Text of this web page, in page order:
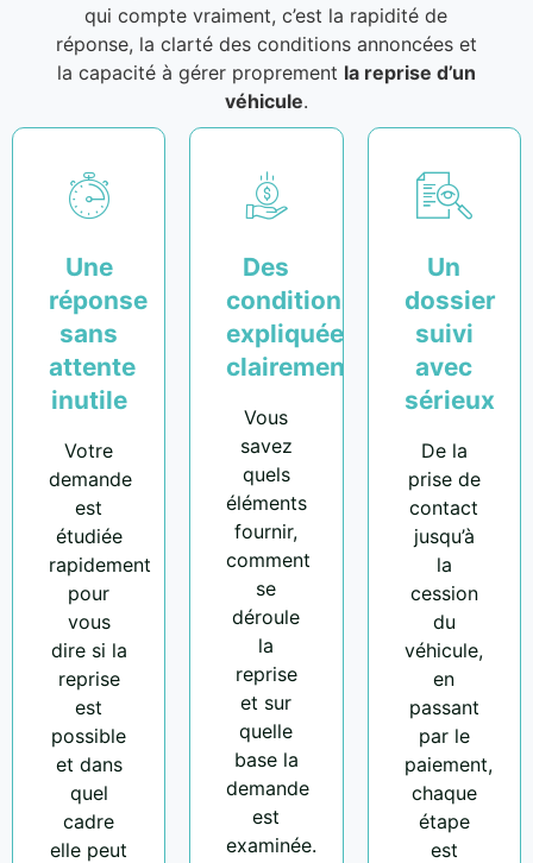
qui compte vraiment, c’est la rapidité de
réponse, la clarté des conditions annoncées et
la capacité à gérer proprement la reprise d’un
véhicule.
Une
réponse
sans
attente
inutile
Votre
demande
est
étudiée
rapidement
pour
vous
dire si la
reprise
est
possible
et dans
quel
cadre
elle peut
Des
conditions
expliquées
clairement
Vous
savez
quels
éléments
fournir,
comment
se
déroule
la
reprise
et sur
quelle
base la
demande
est
examinée.
Un
dossier
suivi
avec
sérieux
De la
prise de
contact
jusqu’à
la
cession
du
véhicule,
en
passant
par le
paiement,
chaque
étape
est